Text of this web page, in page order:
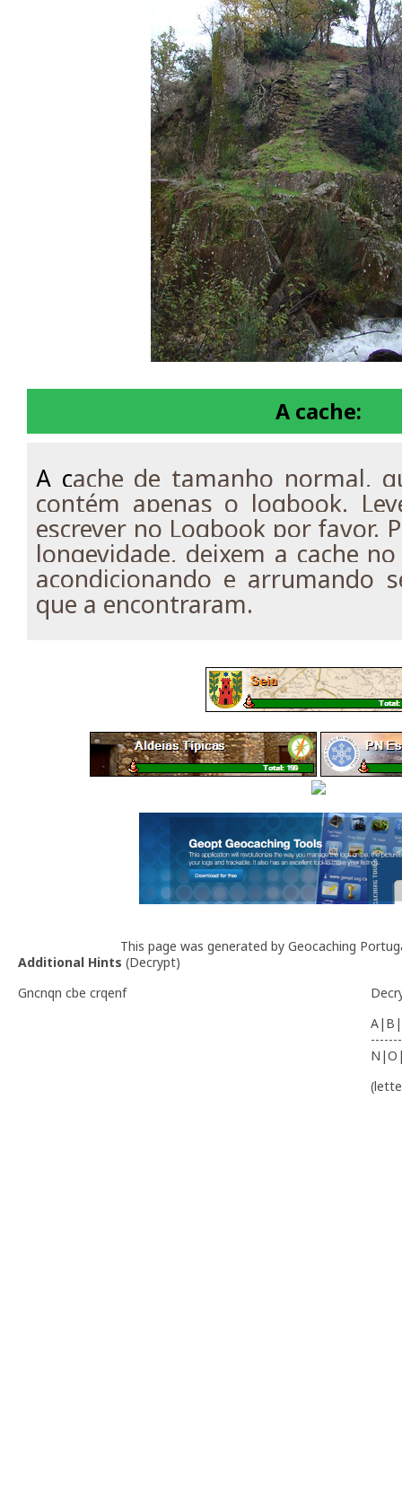
A cache:
A cache de tamanho normal,
contém apenas o logbook.
escrever no Logbook por favor.
longevidade, deixem a cache
acondicionando e arrumando
que a encontraram.
This page was generated by Geocaching
Additional Hints (Decrypt)
Gncnqn cbe crqenf